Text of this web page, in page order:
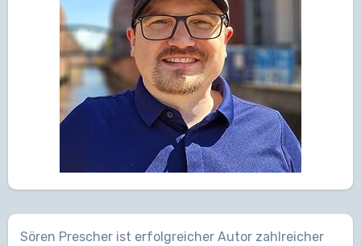
Sören Prescher ist erfolgreicher Autor zahlreicher